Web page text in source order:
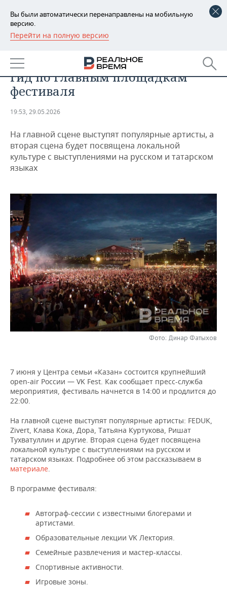
Вы были автоматически перенаправлены на мобильную
версию.
Перейти на полную версию
РЕГИОНЫ
БАШКОРТОСТАН
ТАТАРСТАН
НОВОСТИ
АНАЛИТИКА
ДЕКЛАРАЦИИ О ДОХОДАХ
КОРОЛИ ГОСЗАКАЗА ПФО
КОМУ ПРИНАДЛЕЖАТ
ТАТАРСТАНА
НОВОСТИ ЭКОНОМИКИ
ФИНАНСЫ
БЮДЖЕТ
ИНВЕСТИЦИИ
ПРОМЫШЛЕННОСТЬ
НОВОСТИ
ПРОМЫШЛЕННОСТИ
НЕФТЕХИМИЯ
НЕФТЬ
ОПК
ЭНЕРГЕТИКА
НЕДВИЖИМОСТЬ
НОВОСТИ АВТО
БИЗНЕС
НОВОСТИ БИЗНЕСА
РОЗНИЧНАЯ ТОРГОВЛЯ
ТРАНСПОРТ
УСЛУГИ
ТЕХНОЛОГИИ
НОВОСТИ ТЕХНОЛОГИЙ
IT
МЕДИА
ТЕЛЕКОММУНИКАЦИИ
МЕРОПРИЯТИЯ
НОВОСТИ МЕРОПРИЯТИЙ
ВЫЕЗДНАЯ РЕДАКЦИЯ
БИЗНЕС-БРАНЧИ
СПОРТ
НОВОСТИ СПОРТА
ФУТБОЛ
ВОЛЕЙБОЛ
ФИГУРНОЕ КАТАНИЕ
ВОДНЫЕ ВИДЫ СПОРТА
ОБЩЕСТВО
НОВОСТИ ОБЩЕСТВА
ИСТОРИЯ
МЕДИЦИНА
ОБРАЗОВАНИЕ
ФОТОГАЛЕРЕЯ
СПИСОК ПЕРСОН
ПОЛНАЯ ВЕРСИЯ
VK Fest в Казани опубликовал
гид по главным площадкам
фестиваля
19:53, 29.05.2026
На главной сцене выступят популярные артисты, а
вторая сцена будет посвящена локальной
культуре с выступлениями на русском и татарском
языках
Фото: Динар Фатыхов
7 июня у Центра семьи «Казан» состоится крупнейший
open-air России — VK Fest. Как сообщает пресс-служба
мероприятия, фестиваль начнется в 14:00 и продлится до
22:00.
На главной сцене выступят популярные артисты: FEDUK,
Zivert, Клава Кока, Дора, Татьяна Куртукова, Ришат
Тухватуллин и другие. Вторая сцена будет посвящена
локальной культуре с выступлениями на русском и
татарском языках. Подробнее об этом рассказываем в
материале.
В программе фестиваля:
Автограф-сессии с известными блогерами и
артистами.
Образовательные лекции VK Лектория.
Семейные развлечения и мастер-классы.
Спортивные активности.
Игровые зоны.